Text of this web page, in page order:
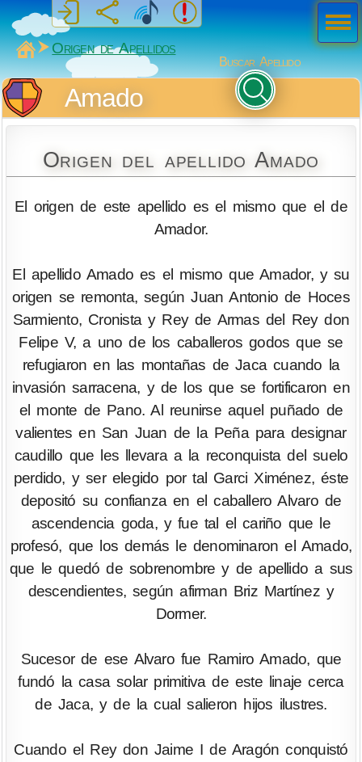
MiSabueso
Origen de Apellidos
Buscar Apellido
Amado
Origen del apellido Amado
El origen de este apellido es el mismo que el de
Amador.
El apellido Amado es el mismo que Amador, y su
origen se remonta, según Juan Antonio de Hoces
Sarmiento, Cronista y Rey de Armas del Rey don
Felipe V, a uno de los caballeros godos que se
refugiaron en las montañas de Jaca cuando la
invasión sarracena, y de los que se fortificaron en
el monte de Pano. Al reunirse aquel puñado de
valientes en San Juan de la Peña para designar
caudillo que les llevara a la reconquista del suelo
perdido, y ser elegido por tal Garci Ximénez, éste
depositó su confianza en el caballero Alvaro de
ascendencia goda, y fue tal el cariño que le
profesó, que los demás le denominaron el Amado,
que le quedó de sobrenombre y de apellido a sus
descendientes, según afirman Briz Martínez y
Dormer.
Sucesor de ese Alvaro fue Ramiro Amado, que
fundó la casa solar primitiva de este linaje cerca
de Jaca, y de la cual salieron hijos ilustres.
Cuando el Rey don Jaime I de Aragón conquistó
Men
ú